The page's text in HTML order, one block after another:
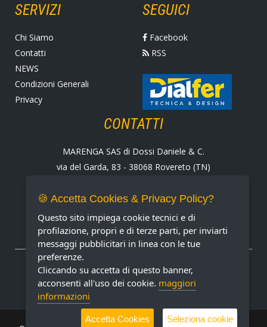
SERVIZI
Chi Siamo
Contatti
NEWS
Condizioni Generali
Privacy
SEGUICI
Facebook
RSS
CONTATTI
MARENGA SAS di Dossi Daniele & C.
via del Garda, 83 - 38068 Rovereto (TN)
Fax +39 0464 430938
E-mail: marenga@marenga.it
Partita IVA IT02232370227
METODI DI PAGAMENTO ACCETTATI
🍪 Accetta Cookies & Privacy Policy?
Questo sito impiega cookie tecnici e di
profilazione, propri e di terze parti, per inviarti
messaggi pubblicitari in linea con le tue
preferenze.
Cliccando su accetta di questo banner,
acconsenti all'uso dei cookie. maggiori
informazioni
Accetta Cookies Seleziona cookie